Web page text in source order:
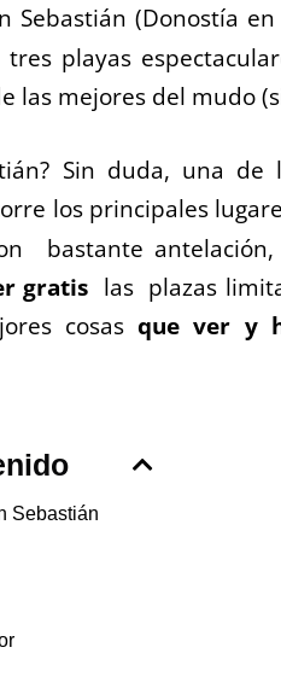
Sebastián (Donostía
playas
las mejores del mudo
Sin duda, una de
los principales
bastante
gratis las plazas
cosasque ver y
Sebastián